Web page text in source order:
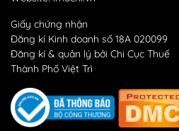
Giấy chứng nhận
Đăng kí Kinh doanh số 18A 020099
Đăng kí & quản lý bởi Chi Cục Thuế
Thành Phố Việt Trì